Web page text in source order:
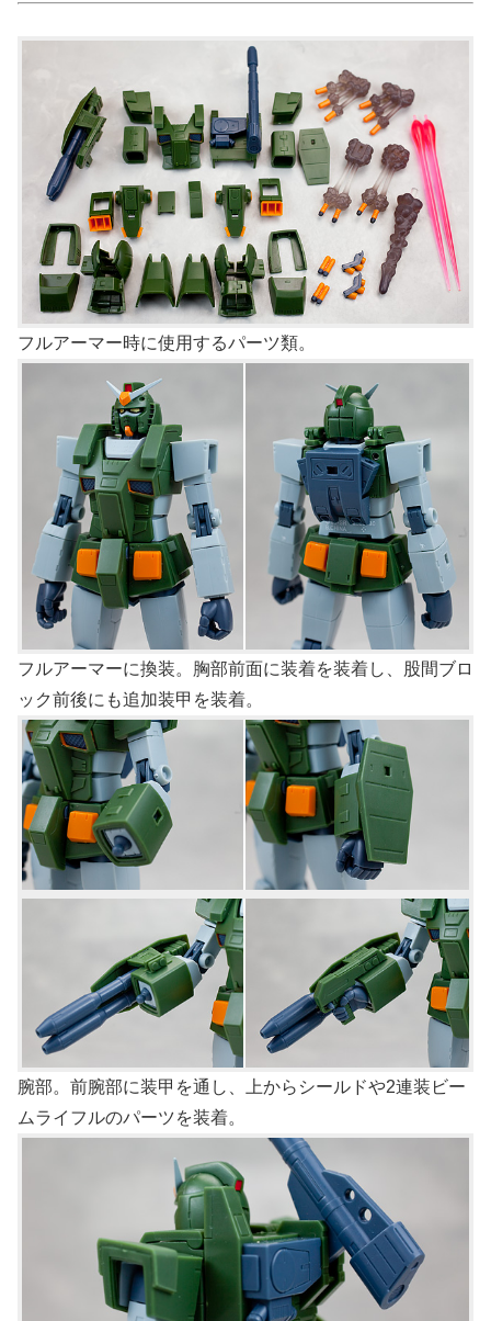
フルアーマー時に使用するパーツ類。
フルアーマーに換装。胸部前面に装着を装着し、股間ブロ
ック前後にも追加装甲を装着。
腕部。前腕部に装甲を通し、上からシールドや2連装ビー
ムライフルのパーツを装着。